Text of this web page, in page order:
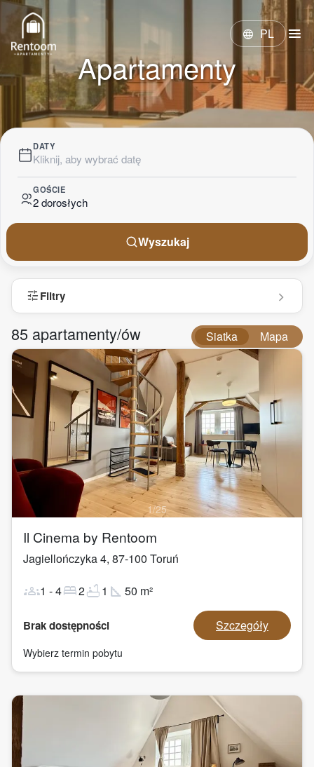
language PL menu
Apartamenty
DATY
Kliknij, aby wybrać datę
GOŚCIE
2 dorosłych
Wyszukaj
tuneFiltry
85 apartamenty/ów Siatka Mapa
1/25
Il Cinema by Rentoom
Jagiellończyka 4, 87-100 Toruń
groups1 -4bed2bathtub1 square_foot 50 m²
Brak dostępności Szczegóły
Wybierz termin pobytu